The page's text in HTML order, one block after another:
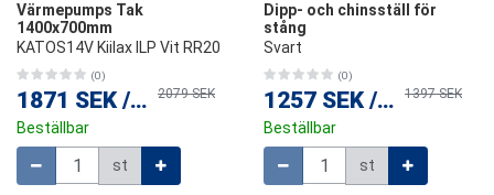
Värmepumps Tak
1400x700mm
KATOS14V Kiilax ILP Vit RR20
(0)
1871 SEK / st2079 SEK
Beställbar
st
Dipp- och chinsställ för
stång
Svart
(0)
1257 SEK / st1397 SEK
Beställbar
st